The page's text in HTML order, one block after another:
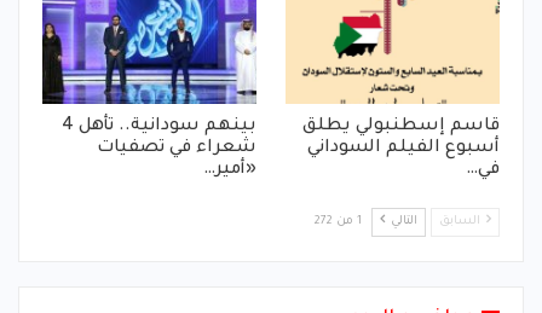
قاسم إسطنبولي يطلق
أسبوع الفيلم السوداني
في…
بينهم سودانية.. تأهل 4
شعراء في تصفيات
«أمير…
السابق التالي 1 من 272